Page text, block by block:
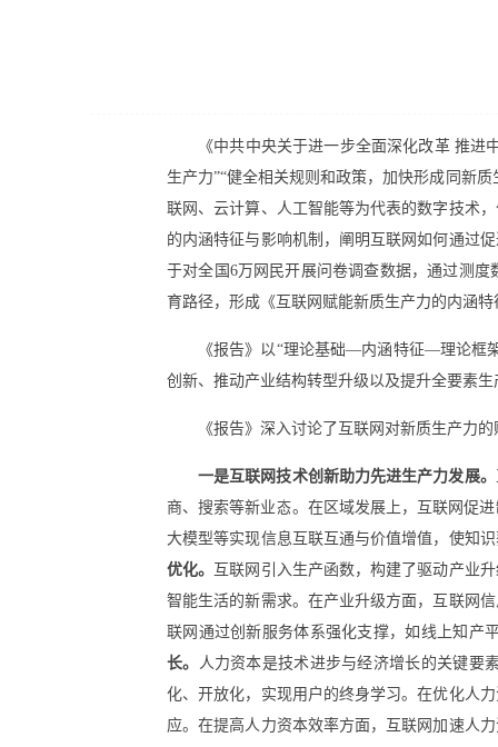
《中共中央关于进一步全面深化改革 推
生产力”“健全相关规则和政策，加快形成同新
联网、云计算、人工智能等为代表的数字技术
的内涵特征与影响机制，阐明互联网如何通过
于对全国6万网民开展问卷调查数据，通过测
育路径，形成《互联网赋能新质生产力的内涵
《报告》以“理论基础—内涵特征—理论框
创新、推动产业结构转型升级以及提升全要素
《报告》深入讨论了互联网对新质生产力
一是互联网技术创新助力先进生产力发展。
商、搜索等新业态。在区域发展上，互联网促
大模型等实现信息互联互通与价值增值，使知
优化。
互联网引入生产函数，构建了驱动产业
智能生活的新需求。在产业升级方面，互联网
联网通过创新服务体系强化支撑，如线上知产
长。 人力资本是技术进步与经济增长的关键要
化、开放化，实现用户的终身学习。在优化人
应。在提高人力资本效率方面，互联网加速人